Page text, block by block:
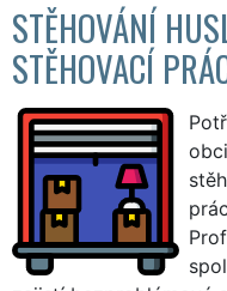
STĚHOVÁNÍ
STĚHOVACÍ